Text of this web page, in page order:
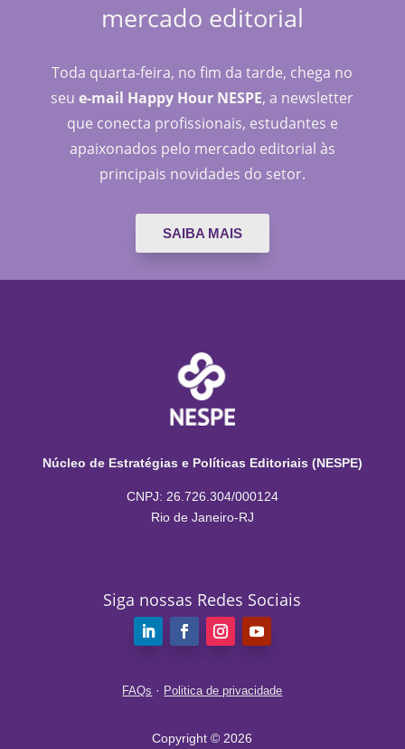
mercado editorial
Toda quarta-feira, no fim da tarde, chega no
seue-mail Happy Hour NESPE, a newsletter
que conecta profissionais, estudantes e
apaixonados pelo mercado editorial às
principais novidades do setor.
SAIBA MAIS
Núcleo de Estratégias e Políticas Editoriais (NESPE)
CNPJ: 26.726.304/000124
Rio de Janeiro-RJ
Siga nossas Redes Sociais
FAQs · Politica de privacidade
Copyright © 2026